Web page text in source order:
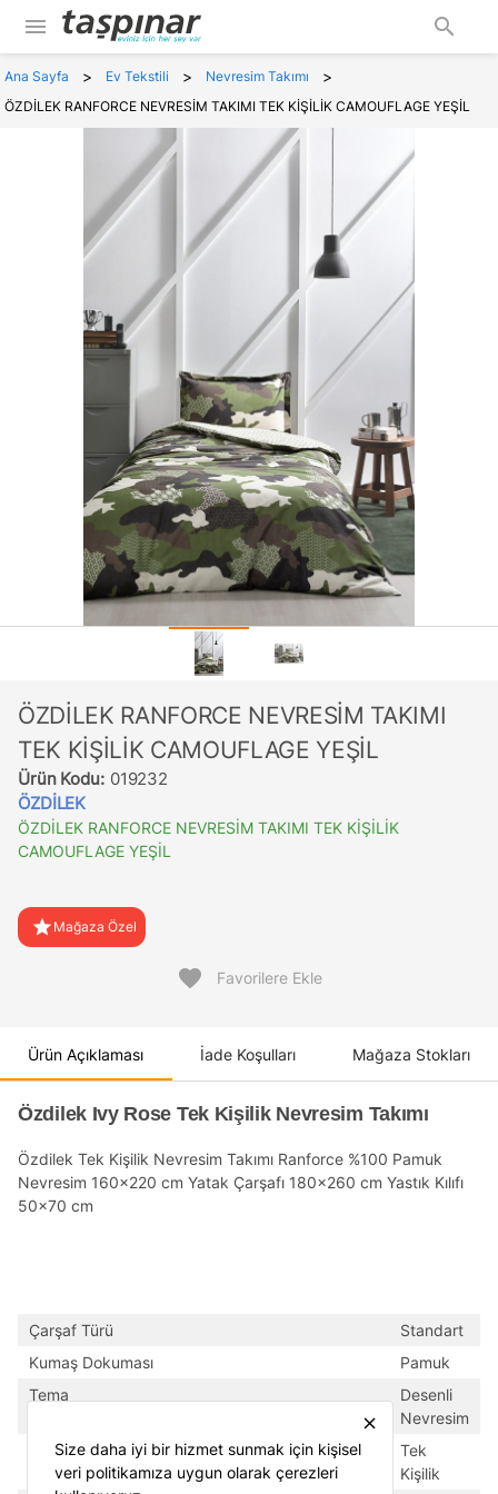
menu search
Ana Sayfa > Ev Tekstili > Nevresim Takımı >
ÖZDİLEK RANFORCE NEVRESİM TAKIMI TEK KİŞİLİK CAMOUFLAGE YEŞİL
ÖZDİLEK RANFORCE NEVRESİM TAKIMI
TEK KİŞİLİK CAMOUFLAGE YEŞİL
Ürün Kodu: 019232
ÖZDİLEK
ÖZDİLEK RANFORCE NEVRESİM TAKIMI TEK KİŞİLİK
CAMOUFLAGE YEŞİL
star Mağaza Özel
favorite Favorilere Ekle
Ürün Açıklaması İade Koşulları Mağaza Stokları
Özdilek Ivy Rose Tek Kişilik Nevresim Takımı
Özdilek Tek Kişilik Nevresim Takımı Ranforce %100 Pamuk
Nevresim 160x220 cm Yatak Çarşafı 180x260 cm Yastık Kılıfı
50x70 cm
Çarşaf Türü
Standart
Kumaş Dokuması
Pamuk
Tema
Desenli
Nevresim
Tek
Kişilik
close
Size daha iyi bir hizmet sunmak için kişisel
veri politikamıza uygun olarak çerezleri